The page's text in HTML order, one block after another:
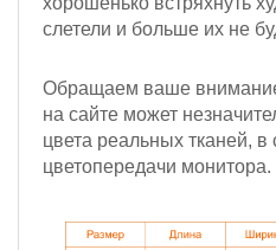
слетели и больше их не
Обращаем ваше
на сайте может
цвета реальных тканей, в
цветопередачи монитора.